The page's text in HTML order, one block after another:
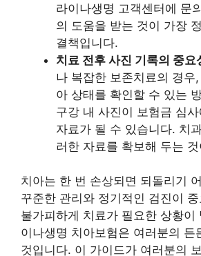
라이나생명 고객센터에 문
의 도움을 받는 것이 가장
결책입니다.
치료 전후 사진 기록의 중요
나 복잡한 보존치료의 경우
아 상태를 확인할 수 있는
구강 내 사진이 보험금 심
자료가 될 수 있습니다. 치
러한 자료를 확보해 두는
치아는 한 번 손상되면 되돌리기
꾸준한 관리와 정기적인 검진이
불가피하게 치료가 필요한 상황이
이나생명 치아보험은 여러분의 든
것입니다. 이 가이드가 여러분의